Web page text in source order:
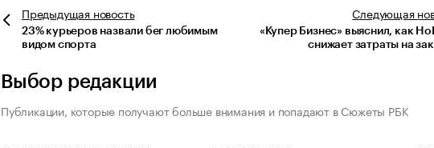
Предыдущая новость
23% курьеров назвали бег любимым
видом спорта
Следующая
«Купер Бизнес» выяснил, как
снижает затраты на
Выбор редакции
Публикации, которые получают больше внимания и попадают в Сюжеты РБК